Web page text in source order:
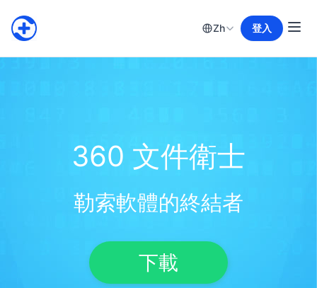
Zh 登入
360 文件衛士
勒索軟體的終結者
下載